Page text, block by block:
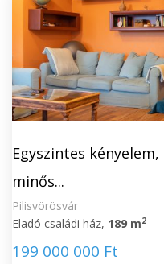
Egyszintes
minős...
Pilisvörösvár
Eladó családi ház, 189 m2
199 000 000 Ft